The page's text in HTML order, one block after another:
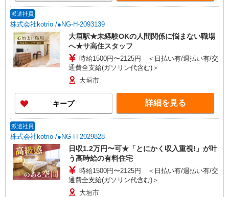
派遣社員
株式会社kotrio /●NG-H-2093139
大垣駅★未経験OKの人間関係に悩まない職場
へ★サ高住スタッフ
時給1500円〜2125円 ＜日払い有/週払い有/交
通費全支給(ガソリン代含む)＞
大垣市
キープ 詳細を見る
派遣社員
株式会社kotrio /●NG-H-2029828
日収1.2万円〜可★「とにかく収入重視!」が叶
う高時給の有料住宅
時給1500円〜2125円 ＜日払い有/週払い有/交
通費全支給(ガソリン代含む)＞
大垣市